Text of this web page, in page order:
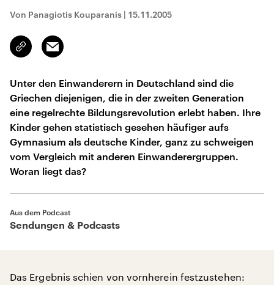
Von Panagiotis Kouparanis | 15.11.2005
Link
kopieren/teilen
Email
Unter den Einwanderern in Deutschland sind die
Griechen diejenigen, die in der zweiten Generation
eine regelrechte Bildungsrevolution erlebt haben. Ihre
Kinder gehen statistisch gesehen häufiger aufs
Gymnasium als deutsche Kinder, ganz zu schweigen
vom Vergleich mit anderen Einwanderergruppen.
Woran liegt das?
Aus dem Podcast
Sendungen & Podcasts
Das Ergebnis schien von vornherein festzustehen: